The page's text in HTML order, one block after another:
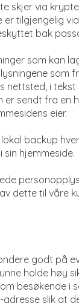
skjer via
tilgjengelig
bak
som kan
som
nettsted, i tekst
er sendt fra en
eier.
backup
sin hjemmeside.
dette til våre
godt på
holde høy
besøkende i
adresse slik at